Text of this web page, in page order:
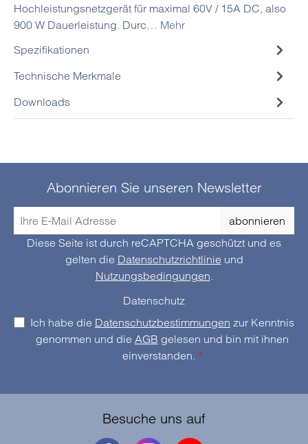
Hochleistungsnetzgerät für maximal 60V / 15A DC, also
900 W Dauerleistung. Durc… Mehr
Spezifikationen
Technische Merkmale
Downloads
Abonnieren Sie unseren Newsletter
abonnieren
Diese Seite ist durch reCAPTCHA geschützt und es
gelten die Datenschutzrichtlinie und
Nutzungsbedingungen.
Datenschutz
Ich habe die Datenschutzbestimmungen zur Kenntnis
genommen und die AGB gelesen und bin mit ihnen
einverstanden. *
Besuche uns auf